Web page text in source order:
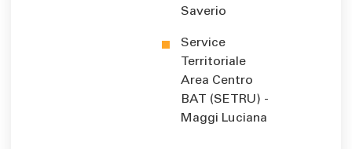
Saverio
Service
Territoriale
Area Centro
BAT (SETRU) -
Maggi Luciana